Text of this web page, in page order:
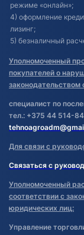
режиме «онлайн»;
4) оформление
лизинг;
5) безналичный
Уполномоченный
покупателей о
законодательством
специалист по
тел.: +375 44 514-
Для связи с
Связаться с
Уполномоченный
соответствии с
юридических лиц:
Управление